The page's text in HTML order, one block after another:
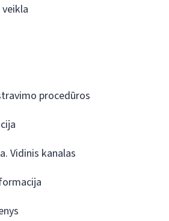
procedūros
Vidinis kanalas